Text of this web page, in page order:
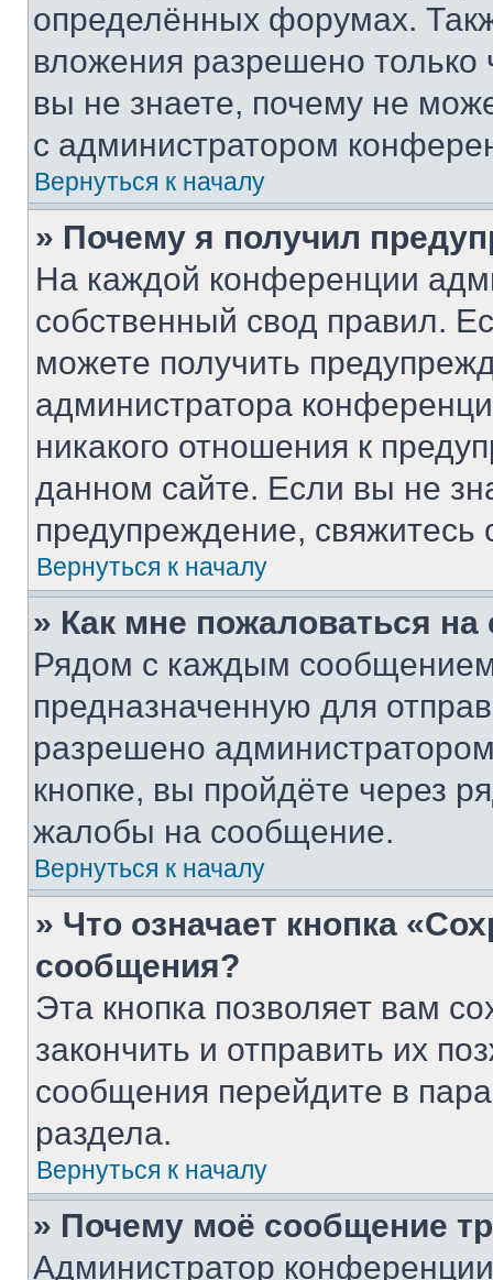
определённых форумах.
вложения разрешено
вы не знаете, почему не
с администратором
Вернуться к началу
» Почему я получил
На каждой конференции
собственный свод правил.
можете получить
администратора
никакого отношения к
данном сайте. Если вы не
предупреждение,
Вернуться к началу
» Как мне пожаловаться
Рядом с каждым сообщением
предназначенную для
разрешено
кнопке, вы пройдёте через
жалобы на сообщение.
Вернуться к началу
» Что означает кнопка
сообщения?
Эта кнопка позволяет вам
закончить и отправить их
сообщения перейдите в
раздела.
Вернуться к началу
» Почему моё сообщение
Администратор